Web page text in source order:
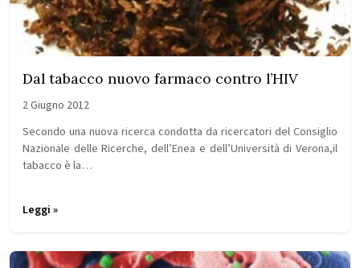
Dal tabacco nuovo farmaco contro l’HIV
2 Giugno 2012
Secondo una nuova ricerca condotta da ricercatori del Consiglio
Nazionale delle Ricerche, dell’Enea e dell’Università di Verona,il
tabacco è la…
Leggi »